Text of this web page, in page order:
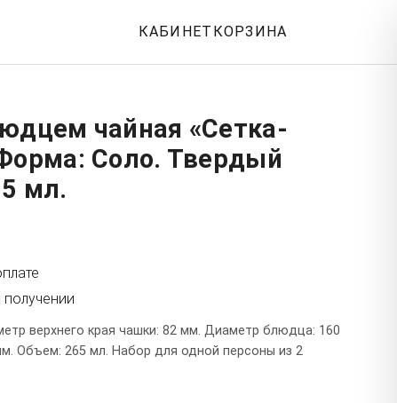
КАБИНЕТ КОРЗИНА
чайная «Сетка-
Соло. Твердый
мл.
получении
верхнего края чашки: 82 мм. Диаметр блюдца: 160
Объем: 265 мл. Набор для одной персоны из 2